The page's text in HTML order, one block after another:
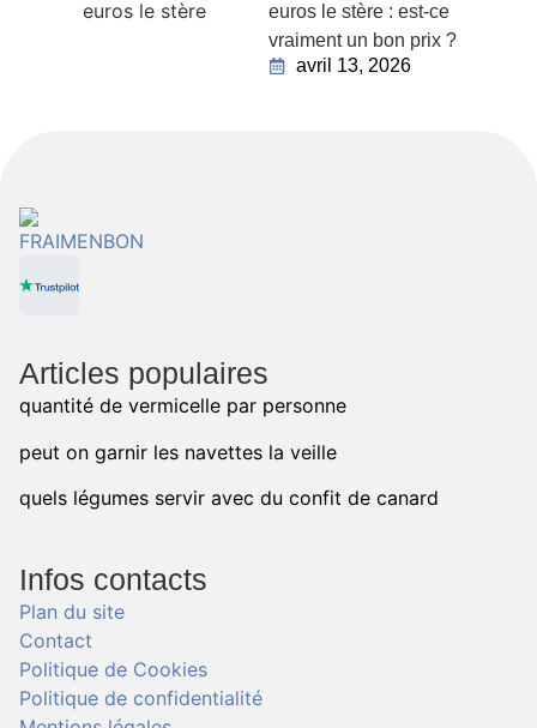
euros le stère : est-ce
vraiment un bon prix ?
avril 13, 2026
Articles populaires
quantité de vermicelle par personne
peut on garnir les navettes la veille
quels légumes servir avec du confit de canard
Infos contacts
Plan du site
Contact
Politique de Cookies
Politique de confidentialité